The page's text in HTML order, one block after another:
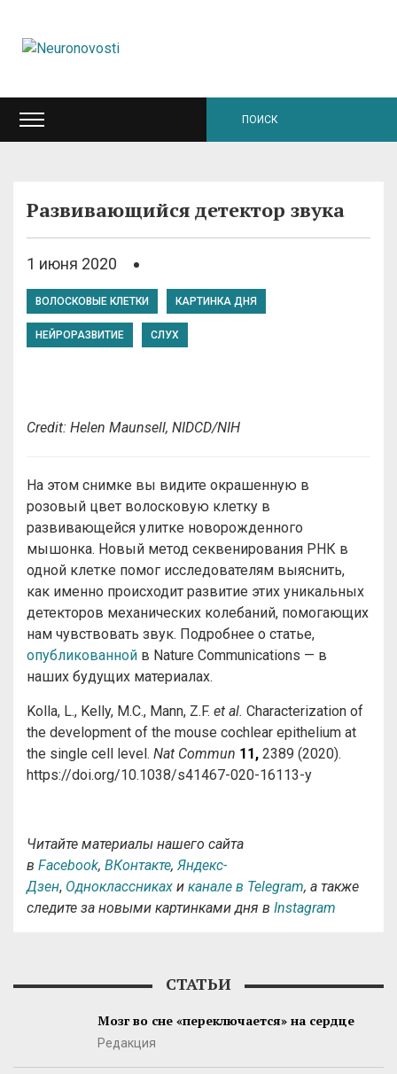
Развивающийся детектор звука
1 июня 2020
ВОЛОСКОВЫЕ КЛЕТКИ КАРТИНКА ДНЯ
НЕЙРОРАЗВИТИЕ СЛУХ
Credit: Helen Maunsell, NIDCD/NIH
На этом снимке вы видите окрашенную в
розовый цвет волосковую клетку в
развивающейся улитке новорожденного
мышонка. Новый метод секвенирования РНК в
одной клетке помог исследователям выяснить,
как именно происходит развитие этих уникальных
детекторов механических колебаний, помогающих
нам чувствовать звук. Подробнее о статье,
опубликованной в Nature Communications — в
наших будущих материалах.
Kolla, L., Kelly, M.C., Mann, Z.F. et al. Characterization of
the development of the mouse cochlear epithelium at
the single cell level. Nat Commun 11, 2389 (2020).
https://doi.org/10.1038/s41467-020-16113-y
Читайте материалы нашего сайта
в Facebook, ВКонтакте, Яндекс-
Дзен, Одноклассниках и канале в Telegram, а также
следите за новыми картинками дня в Instagram
СТАТЬИ
Мозг во сне «переключается» на сердце
Редакция